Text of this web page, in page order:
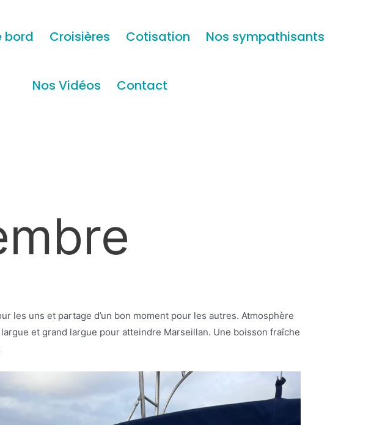
bord Croisières Cotisation Nos sympathisants
Nos Vidéos Contact
les uns et partage d’un bon moment pour les autres. Atmosphère
et grand largue pour atteindre Marseillan. Une boisson fraîche